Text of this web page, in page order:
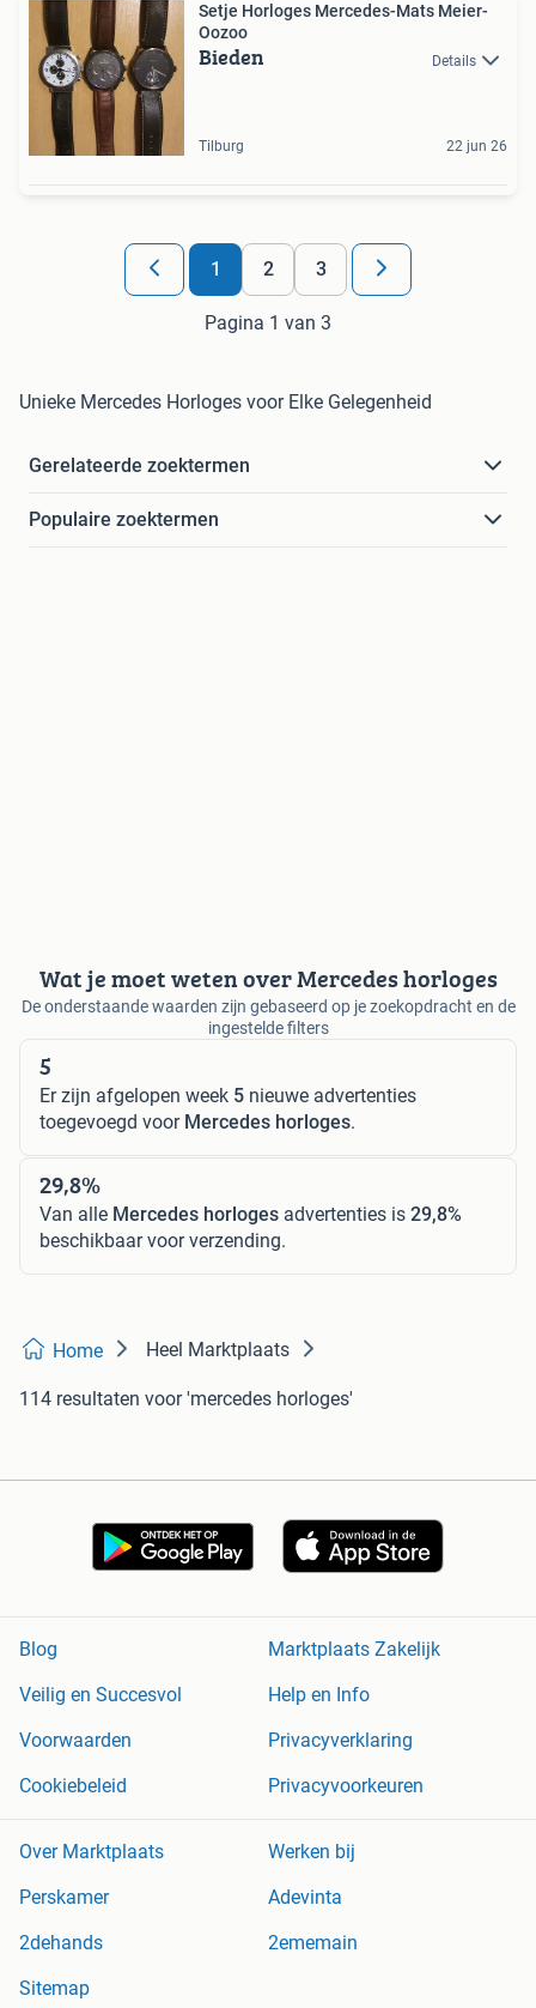
Setje Horloges Mercedes-Mats Meier-
Oozoo
Bieden Details
Tilburg 22 jun 26
1 2 3
Pagina 1 van 3
Unieke Mercedes Horloges voor Elke Gelegenheid
Gerelateerde zoektermen
Populaire zoektermen
Wat je moet weten over Mercedes horloges
De onderstaande waarden zijn gebaseerd op je zoekopdracht en de
ingestelde filters
5
Er zijn afgelopen week 5 nieuwe advertenties
toegevoegd voor Mercedes horloges.
29,8%
Van alle Mercedes horloges advertenties is 29,8%
beschikbaar voor verzending.
Home Heel Marktplaats
114 resultaten voor 'mercedes horloges'
Blog
Marktplaats Zakelijk
Veilig en Succesvol
Help en Info
Voorwaarden
Privacyverklaring
Cookiebeleid
Privacyvoorkeuren
Over Marktplaats
Werken bij
Perskamer
Adevinta
2dehands
2ememain
Sitemap